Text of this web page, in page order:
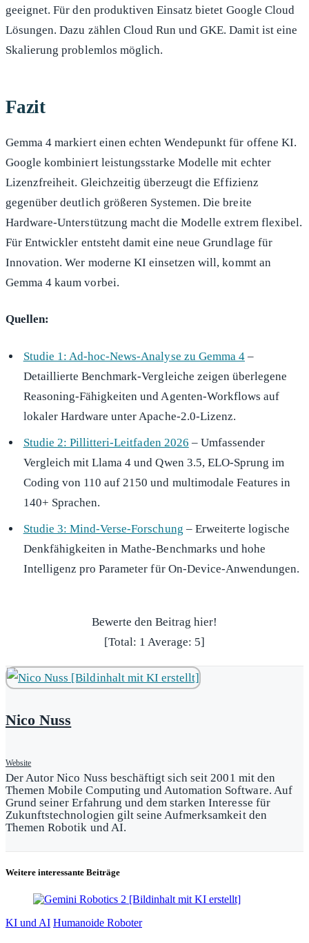
geeignet. Für den produktiven Einsatz bietet Google Cloud
Lösungen. Dazu zählen Cloud Run und GKE. Damit ist eine
Skalierung problemlos möglich.
Fazit
Gemma 4 markiert einen echten Wendepunkt für offene KI.
Google kombiniert leistungsstarke Modelle mit echter
Lizenzfreiheit. Gleichzeitig überzeugt die Effizienz
gegenüber deutlich größeren Systemen. Die breite
Hardware-Unterstützung macht die Modelle extrem flexibel.
Für Entwickler entsteht damit eine neue Grundlage für
Innovation. Wer moderne KI einsetzen will, kommt an
Gemma 4 kaum vorbei.
Quellen:
Studie 1: Ad-hoc-News-Analyse zu Gemma 4–
Detaillierte Benchmark-Vergleiche zeigen überlegene
Reasoning-Fähigkeiten und Agenten-Workflows auf
lokaler Hardware unter Apache-2.0-Lizenz.
Studie 2: Pillitteri-Leitfaden 2026 – Umfassender
Vergleich mit Llama 4 und Qwen 3.5, ELO-Sprung im
Coding von 110 auf 2150 und multimodale Features in
140+ Sprachen.
Studie 3: Mind-Verse-Forschung – Erweiterte logische
Denkfähigkeiten in Mathe-Benchmarks und hohe
Intelligenz pro Parameter für On-Device-Anwendungen.
Bewerte den Beitrag hier!
[Total: 1 Average: 5]
Nico Nuss
Website
Der Autor Nico Nuss beschäftigt sich seit 2001 mit den
Themen Mobile Computing und Automation Software. Auf
Grund seiner Erfahrung und dem starken Interesse für
Zukunftstechnologien gilt seine Aufmerksamkeit den
Themen Robotik und AI.
Weitere interessante Beiträge
KI und AI Humanoide Roboter